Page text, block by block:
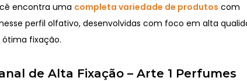
encontra uma completa variedade de produtos com
perfil olfativo, desenvolvidas com foco em alta
fixação.
de Alta Fixação – Arte 1 Perfumes